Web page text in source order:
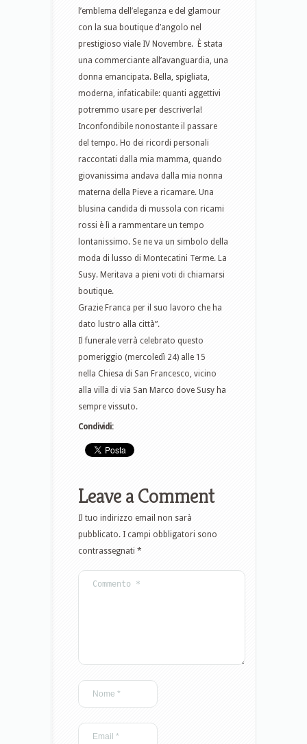
l’emblema dell’eleganza e del glamour
con la sua boutique d’angolo nel
prestigioso viale IV Novembre. È stata
una commerciante all’avanguardia, una
donna emancipata. Bella, spigliata,
moderna, infaticabile: quanti aggettivi
potremmo usare per descriverla!
Inconfondibile nonostante il passare
del tempo. Ho dei ricordi personali
raccontati dalla mia mamma, quando
giovanissima andava dalla mia nonna
materna della Pieve a ricamare. Una
blusina candida di mussola con ricami
rossi è lì a rammentare un tempo
lontanissimo. Se ne va un simbolo della
moda di lusso di Montecatini Terme. La
Susy. Meritava a pieni voti di chiamarsi
boutique.
Grazie Franca per il suo lavoro che ha
dato lustro alla città”.
Il funerale verrà celebrato questo
pomeriggio (mercoledì 24) alle 15
nella Chiesa di San Francesco, vicino
alla villa di via San Marco dove Susy ha
sempre vissuto.
Condividi:
Leave a Comment
Il tuo indirizzo email non sarà
pubblicato. I campi obbligatori sono
contrassegnati *